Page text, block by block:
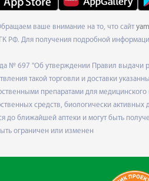
ваше внимание на то, что сайт
РФ. Для получения подробной
№ 697 "Об утверждении Правил
такой торговли и доставки
препаратами для
средств, биологически
до ближайшей аптеки и могут быть
ограничен или изменен